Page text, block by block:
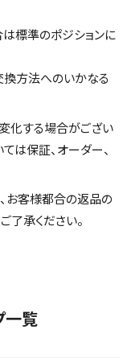
標準のポジションに
換方法へのいかなる
化する場合がござい
は保証、オーダー、
お客様都合の返品の
了承ください。
一覧